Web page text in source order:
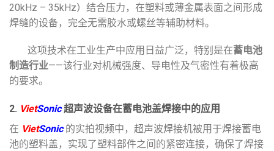
20kHz – 35kHz）结合压力，在塑料或薄金属表面之间形成
焊缝的设备，完全无需胶水或螺丝等辅助材料。
这项技术在工业生产中应用日益广泛，特别是在蓄电池
制造行业——该行业对机械强度、导电性及气密性有着极高
的要求。
2. VietSonic超声波设备在蓄电池盖焊接中的应用
在 VietSonic的实拍视频中，超声波焊接机被用于焊接蓄电
池的塑料盖，实现了塑料部件之间的紧密连接，确保了焊接